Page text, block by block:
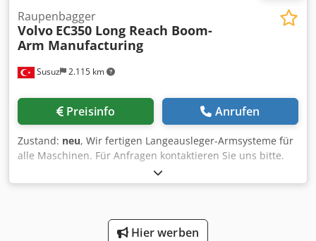
Susuz 2.115 km
Raupenbagger
Volvo EC350 Long Reach Boom-
Arm Manufacturing
Preisinfo Anrufen
Zustand: neu, Wir fertigen Langeausleger-Armsysteme für
alle Maschinen. Für Anfragen kontaktieren Sie uns bitte.
Hier werben